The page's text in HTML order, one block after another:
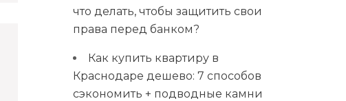
что делать, чтобы защитить свои
права перед банком?
Как купить квартиру в
Краснодаре дешево: 7 способов
сэкономить + подводные камни